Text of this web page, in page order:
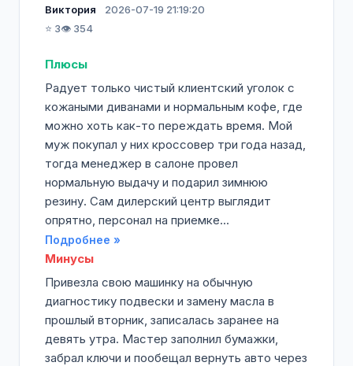
Виктория
2026-07-19 21:19:20
⭐ 3👁️ 354
Плюсы
Радует только чистый клиентский уголок с
кожаными диванами и нормальным кофе, где
можно хоть как-то переждать время. Мой
муж покупал у них кроссовер три года назад,
тогда менеджер в салоне провел
нормальную выдачу и подарил зимнюю
резину. Сам дилерский центр выглядит
опрятно, персонал на приемке...
Подробнее »
Минусы
Привезла свою машинку на обычную
диагностику подвески и замену масла в
прошлый вторник, записалась заранее на
девять утра. Мастер заполнил бумажки,
забрал ключи и пообещал вернуть авто через